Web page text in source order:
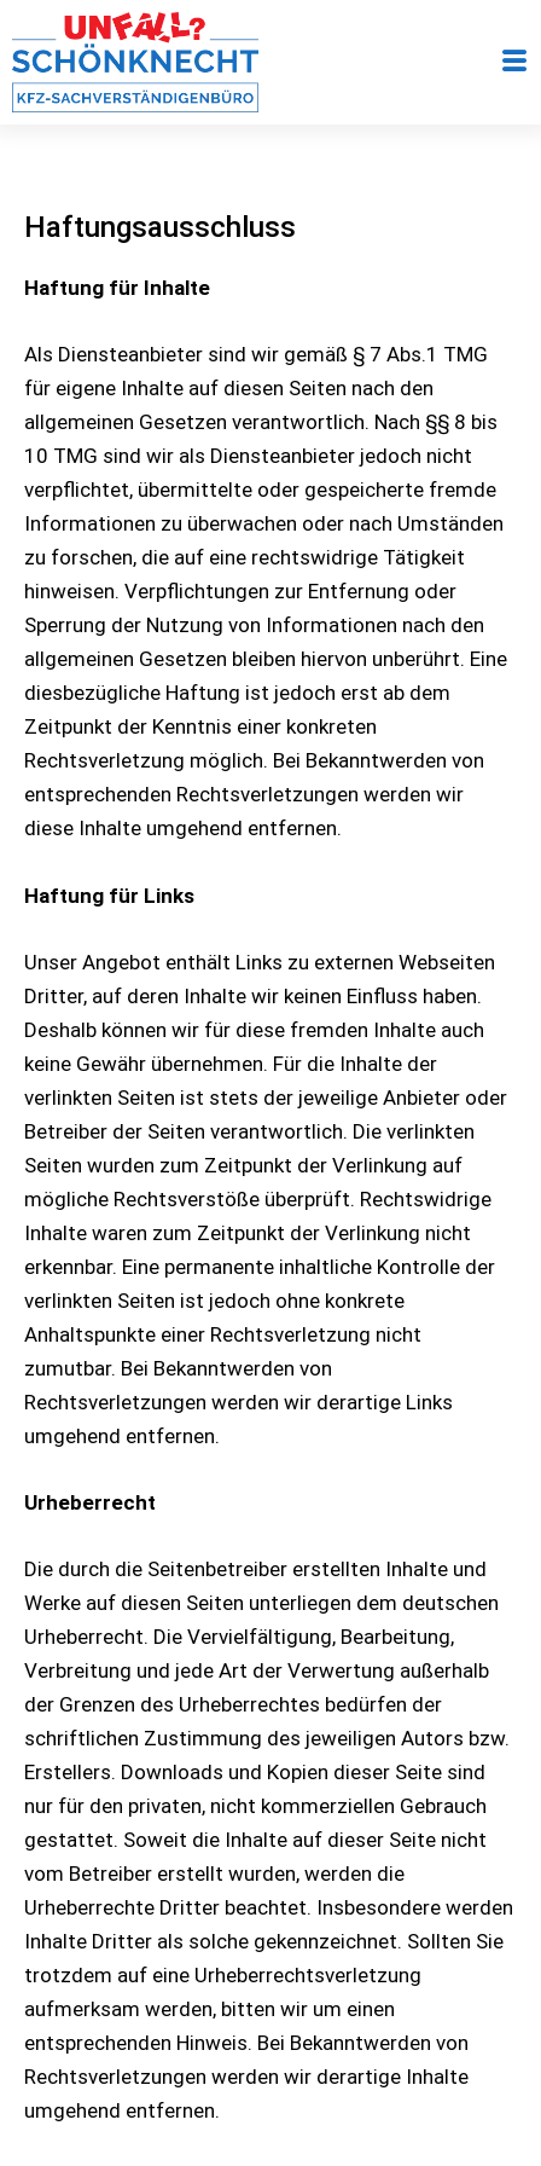
Inhalt
springen
Haftungsausschluss
Haftung für Inhalte
Als Diensteanbieter sind wir gemäß § 7 Abs.1 TMG
für eigene Inhalte auf diesen Seiten nach den
allgemeinen Gesetzen verantwortlich. Nach §§ 8 bis
10 TMG sind wir als Diensteanbieter jedoch nicht
verpflichtet, übermittelte oder gespeicherte fremde
Informationen zu überwachen oder nach Umständen
zu forschen, die auf eine rechtswidrige Tätigkeit
hinweisen. Verpflichtungen zur Entfernung oder
Sperrung der Nutzung von Informationen nach den
allgemeinen Gesetzen bleiben hiervon unberührt. Eine
diesbezügliche Haftung ist jedoch erst ab dem
Zeitpunkt der Kenntnis einer konkreten
Rechtsverletzung möglich. Bei Bekanntwerden von
entsprechenden Rechtsverletzungen werden wir
diese Inhalte umgehend entfernen.
Haftung für Links
Unser Angebot enthält Links zu externen Webseiten
Dritter, auf deren Inhalte wir keinen Einfluss haben.
Deshalb können wir für diese fremden Inhalte auch
keine Gewähr übernehmen. Für die Inhalte der
verlinkten Seiten ist stets der jeweilige Anbieter oder
Betreiber der Seiten verantwortlich. Die verlinkten
Seiten wurden zum Zeitpunkt der Verlinkung auf
mögliche Rechtsverstöße überprüft. Rechtswidrige
Inhalte waren zum Zeitpunkt der Verlinkung nicht
erkennbar. Eine permanente inhaltliche Kontrolle der
verlinkten Seiten ist jedoch ohne konkrete
Anhaltspunkte einer Rechtsverletzung nicht
zumutbar. Bei Bekanntwerden von
Rechtsverletzungen werden wir derartige Links
umgehend entfernen.
Urheberrecht
Die durch die Seitenbetreiber erstellten Inhalte und
Werke auf diesen Seiten unterliegen dem deutschen
Urheberrecht. Die Vervielfältigung, Bearbeitung,
Verbreitung und jede Art der Verwertung außerhalb
der Grenzen des Urheberrechtes bedürfen der
schriftlichen Zustimmung des jeweiligen Autors bzw.
Erstellers. Downloads und Kopien dieser Seite sind
nur für den privaten, nicht kommerziellen Gebrauch
gestattet. Soweit die Inhalte auf dieser Seite nicht
vom Betreiber erstellt wurden, werden die
Urheberrechte Dritter beachtet. Insbesondere werden
Inhalte Dritter als solche gekennzeichnet. Sollten Sie
trotzdem auf eine Urheberrechtsverletzung
aufmerksam werden, bitten wir um einen
entsprechenden Hinweis. Bei Bekanntwerden von
Rechtsverletzungen werden wir derartige Inhalte
umgehend entfernen.